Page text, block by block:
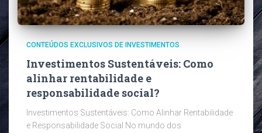
CONTEÚDOS EXCLUSIVOS DE INVESTIMENTOS
Investimentos Sustentáveis: Como
alinhar rentabilidade e
responsabilidade social?
Investimentos Sustentáveis: Como Alinhar Rentabilidade
e Responsabilidade Social No mundo dos